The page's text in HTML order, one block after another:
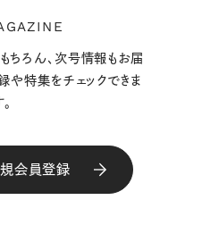
ちろん、次号情報もお届
や特集をチェックできま
会員登録